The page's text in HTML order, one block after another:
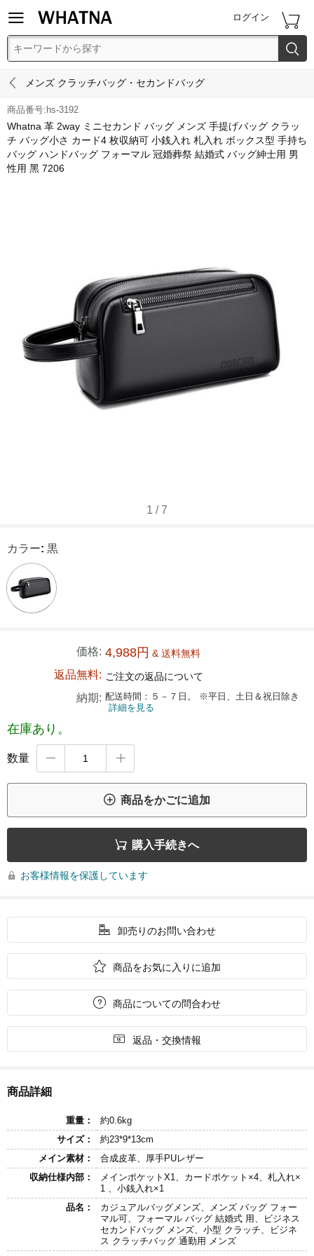
 ログイン 

 メンズ クラッチバッグ・セカンドバッグ
商品番号:hs-3192
Whatna 革 2way ミニセカンド バッグ メンズ 手提げバッグ クラッ
チ バッグ小さ カード4 枚収納可 小銭入れ 札入れ ボックス型 手持ち
バッグ ハンドバッグ フォーマル 冠婚葬祭 結婚式 バッグ紳士用 男
性用 黑 7206
1 /7
カラー: 黒
価格: 4,988円 & 送料無料
返品無料: ご注文の返品について
納期: 配送時間：５－７日。 ※平日、土日＆祝日除き
詳細を見る
在庫あり。
数量  
 商品をかごに追加
 購入手続きへ
 お客様情報を保護しています
 卸売りのお問い合わせ
 商品をお気に入りに追加
 商品についての問合わせ
 返品・交換情報
商品詳細
重量：
約0.6kg
サイズ：
約23*9*13cm
メイン素材：
合成皮革、厚手PUレザー
収納仕様内部：
メインポケットX1、カードポケット×4、札入れ×
1 、小銭入れ×1
品名：
カジュアルバッグメンズ、メンズ バッグ フォー
マル可、フォーマル バッグ 結婚式 用、ビジネス
セカンドバッグ メンズ、小型 クラッチ、ビジネ
ス クラッチバッグ 通勤用 メンズ